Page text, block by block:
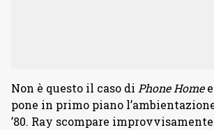
Non è questo il caso di Phone Home
pone in primo piano
’80. Ray scompare